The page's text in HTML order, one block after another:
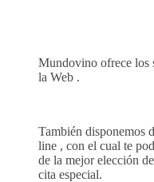
Mundovino ofrece los
la Web .
También disponemos
line , con el cual te
de la mejor elección
cita especial.